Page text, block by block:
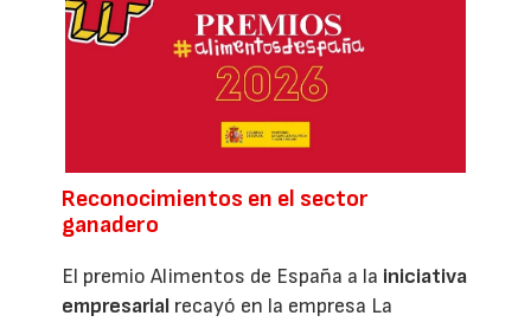
Reconocimientos en el sector
ganadero
El premio Alimentos de España a la iniciativa
empresarial recayó en la empresa La